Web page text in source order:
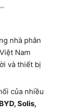
nhà phân
Nam
và thiết bị
của nhiều
Solis,